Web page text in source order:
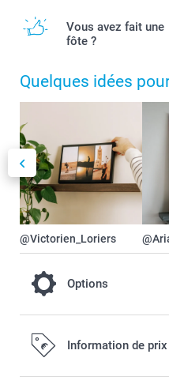
Vous avez fait une
fôte ?
Quelques idées
@Victorien_Loriers
Options
Encadrez votre
Dès 16,00 / pièce
Information de prix